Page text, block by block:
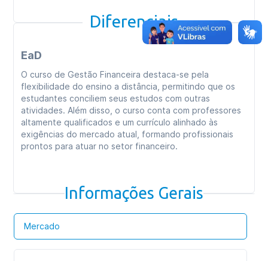
Diferenciais
EaD
O curso de Gestão Financeira destaca-se pela
flexibilidade do ensino a distância, permitindo que os
estudantes conciliem seus estudos com outras
atividades. Além disso, o curso conta com professores
altamente qualificados e um currículo alinhado às
exigências do mercado atual, formando profissionais
prontos para atuar no setor financeiro.
Informações Gerais
Mercado